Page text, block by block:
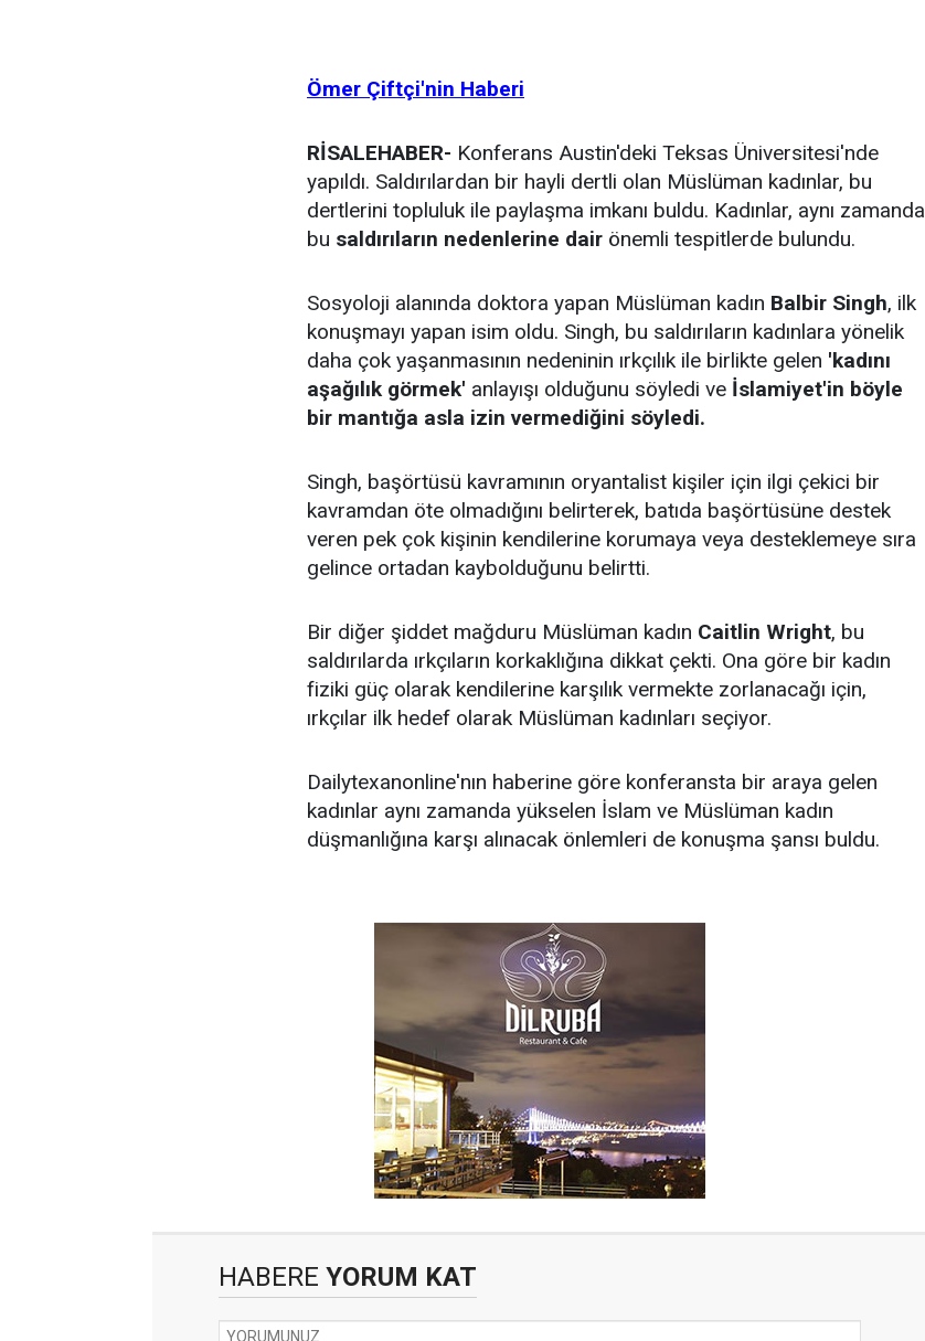
Ömer Çiftçi'nin Haberi
RİSALEHABER- Konferans Austin'deki Teksas Üniversitesi'nde
yapıldı. Saldırılardan bir hayli dertli olan Müslüman kadınlar, bu
dertlerini topluluk ile paylaşma imkanı buldu. Kadınlar, aynı zamanda
bu saldırıların nedenlerine dair önemli tespitlerde bulundu.
Sosyoloji alanında doktora yapan Müslüman kadın Balbir Singh, ilk
konuşmayı yapan isim oldu. Singh, bu saldırıların kadınlara yönelik
daha çok yaşanmasının nedeninin ırkçılık ile birlikte gelen 'kadını
aşağılık görmek' anlayışı olduğunu söyledi ve İslamiyet'in böyle
bir mantığa asla izin vermediğini söyledi.
Singh, başörtüsü kavramının oryantalist kişiler için ilgi çekici bir
kavramdan öte olmadığını belirterek, batıda başörtüsüne destek
veren pek çok kişinin kendilerine korumaya veya desteklemeye sıra
gelince ortadan kaybolduğunu belirtti.
Bir diğer şiddet mağduru Müslüman kadın Caitlin Wright, bu
saldırılarda ırkçıların korkaklığına dikkat çekti. Ona göre bir kadın
fiziki güç olarak kendilerine karşılık vermekte zorlanacağı için,
ırkçılar ilk hedef olarak Müslüman kadınları seçiyor.
Dailytexanonline'nın haberine göre konferansta bir araya gelen
kadınlar aynı zamanda yükselen İslam ve Müslüman kadın
düşmanlığına karşı alınacak önlemleri de konuşma şansı buldu.
HABERE YORUM KAT